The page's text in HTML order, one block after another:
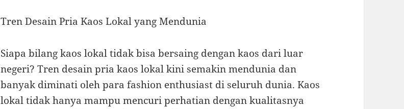
Tren Desain Pria Kaos Lokal yang Mendunia
Siapa bilang kaos lokal tidak bisa bersaing dengan kaos dari luar
negeri? Tren desain pria kaos lokal kini semakin mendunia dan
banyak diminati oleh para fashion enthusiast di seluruh dunia. Kaos
lokal tidak hanya mampu mencuri perhatian dengan kualitasnya